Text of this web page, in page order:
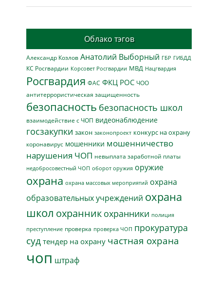
Облако тэгов
Александр Козлов Анатолий Выборный ГБР ГИБДД
КС Росгвардии Корсовет Росгвардии МВД Нацгвардия
Росгвардия ФАС ФКЦ РОС ЧОО
антитеррористическая защищенность
безопасность безопасность школ
взаимодействие с ЧОП видеонаблюдение
госзакупки закон законопроект конкурс на охрану
коронавирус мошенники мошенничество
нарушения ЧОП невыплата заработной платы
недобросовестный ЧОП оборот оружия оружие
охрана охрана массовых мероприятий охрана
образовательных учреждений охрана
школ охранник охранники полиция
преступление проверка проверка ЧОП прокуратура
суд тендер на охрану частная охрана
чоп штраф